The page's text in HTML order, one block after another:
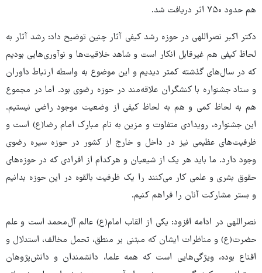
هم حدود ۷۵۰ اثر دریافت شد.
دکتر اکبر نصراللهی در حوزه رشد کیفی آثار چنین توضیح داد: رشد آثار به
لحاظ کیفی هم غیرقابل انکار است و شاهد خلاقیت‌ها و نوآوری‌هایی بودیم
که در سال‌های گذشته کمتر دیدیم و این موضوع به واسطه ارتباط داوران
و ستاد جشنواره با کنشگران علاقه‌مند در حوزه رضوی بود. اما در مجموع
هم به لحاظ کمی و هم به لحاظ کیفی از وضعیت موجود راضی نیستیم.
این جشنواره، رویدادی متفاوت و مزین به نام مبارک امام رضا(ع) است و
ظرفیت‌های عظیمی نیز در داخل و خارج از کشور در حوزه سیره رضوی
وجود دارد. ما باید هر یک از شیعیان و هرکدام از افرادی که در حوزه‌های
حقوق بشری و علمی کار می‌کنند را یک ظرفیت بالقوه در این حوزه بدانیم
و بستر مشارکت آنان را فراهم کنیم.
نصراللهی در ادامه افزود: یکی از القاب امام(ع) عالم آل‌محمد است و علم
حضرت(ع) و مناظرات ایشان که مبتنی بر منطق، تحمل مخالف، استدلال و
اقناع بوده، ویژگی‌هایی است که همه علما، دانشمندان و دانش‌پژوهان